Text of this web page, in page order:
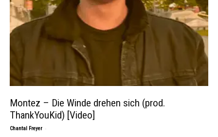
Montez – Die Winde drehen sich (prod.
ThankYouKid) [Video]
Chantal Freyer -